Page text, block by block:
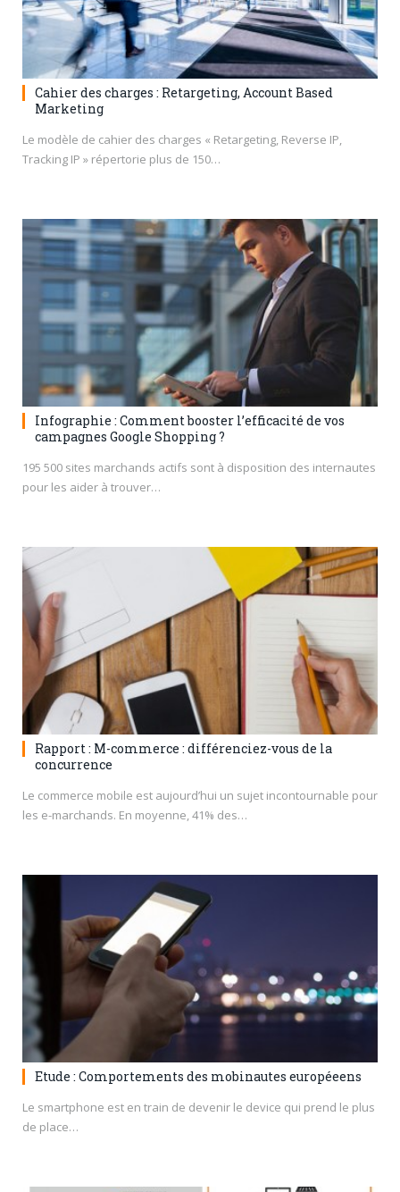
Cahier des charges : Retargeting, Account Based
Marketing
Le modèle de cahier des charges « Retargeting, Reverse IP,
Tracking IP » répertorie plus de 150…
Infographie : Comment booster l’efficacité de vos
campagnes Google Shopping ?
195 500 sites marchands actifs sont à disposition des internautes
pour les aider à trouver…
Rapport : M-commerce : différenciez-vous de la
concurrence
Le commerce mobile est aujourd’hui un sujet incontournable pour
les e-marchands. En moyenne, 41% des…
Etude : Comportements des mobinautes européeens
Le smartphone est en train de devenir le device qui prend le plus
de place…